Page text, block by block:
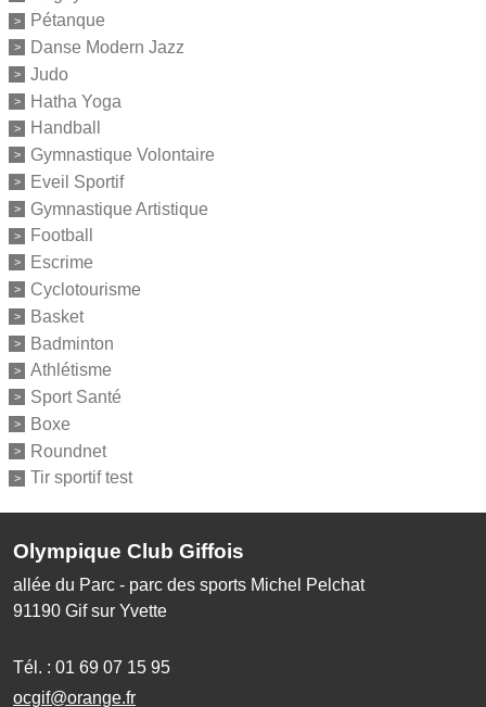
Pétanque
Danse Modern Jazz
Judo
Hatha Yoga
Handball
Gymnastique Volontaire
Eveil Sportif
Gymnastique Artistique
Football
Escrime
Cyclotourisme
Basket
Badminton
Athlétisme
Sport Santé
Boxe
Roundnet
Tir sportif test
Olympique Club Giffois
allée du Parc - parc des sports Michel Pelchat
91190 Gif sur Yvette
Tél. : 01 69 07 15 95
ocgif@orange.fr